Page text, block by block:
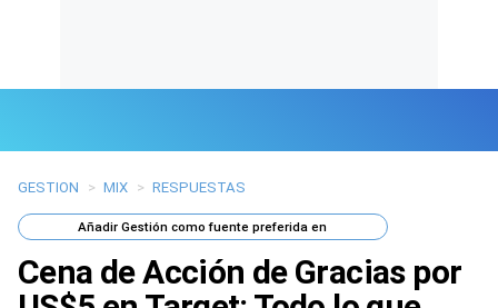
Últimas Noticias
Mi Bolsillo
Respuestas
GESTION > MIX > RESPUESTAS
AñadirGestión como fuente preferida en
Cena de Acción de Gracias por